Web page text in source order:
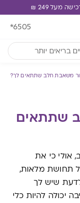
*6505
משאבת חלב שתתאים לך?
שתתאים
אולי כי את
תחושת מלאות,
שיש לך
יכולה להיות כלי